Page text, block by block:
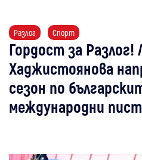
Разлог Спорт
Гордост за Разлог!
Хаджистоянова
сезон по
международни